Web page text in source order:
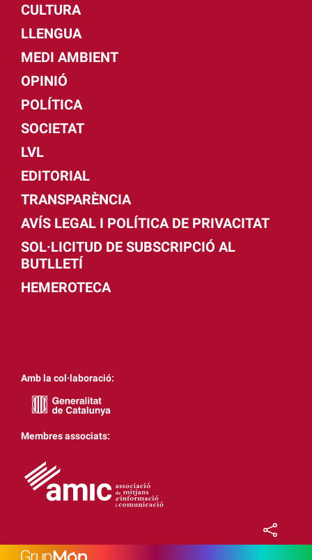
CULTURA
LLENGUA
MEDI AMBIENT
OPINIÓ
POLÍTICA
SOCIETAT
LVL
EDITORIAL
TRANSPARÈNCIA
AVÍS LEGAL I POLÍTICA DE PRIVACITAT
SOL·LICITUD DE SUBSCRIPCIÓ AL
BUTLLETÍ
HEMEROTECA
Amb la col·laboració:
Membres associats: